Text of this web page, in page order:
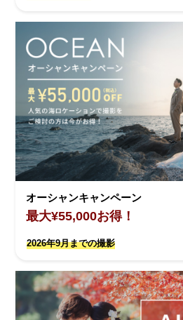
オーシャンキャンペーン
最大¥55,000お得！
2026年9月までの撮影